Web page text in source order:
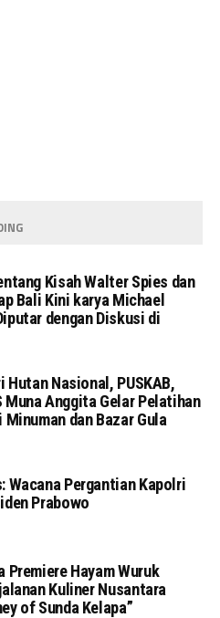
Kisah Walter Spies dan
Bali Kini karya Michael
dengan Diskusi di
Hutan Nasional, PUSKAB,
Muna Anggita Gelar Pelatihan
dan Bazar Gula
Wacana Pergantian Kapolri
Prabowo
Premiere Hayam Wuruk
Kuliner Nusantara
of Sunda Kelapa”